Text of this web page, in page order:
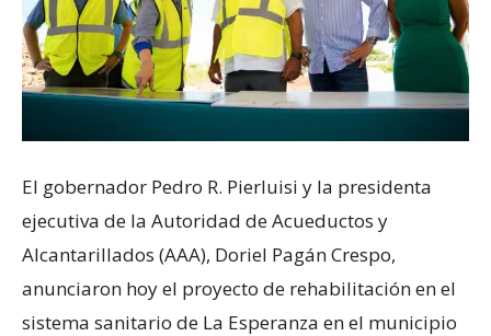
El gobernador Pedro R. Pierluisi y la presidenta
ejecutiva de la Autoridad de Acueductos y
Alcantarillados (AAA), Doriel Pagán Crespo,
anunciaron hoy el proyecto de rehabilitación en el
sistema sanitario de La Esperanza en el municipio